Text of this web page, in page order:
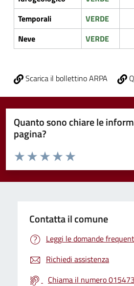
Temporali
VERDE
Neve
VERDE
Scarica il bollettino ARPA
Quanto sono chiare le
pagina?
Valuta da 1 a 5 stelle la pagina
Valuta 5 stelle su 5
Valuta 4 stelle su 5
Valuta 3 stelle su 5
Valuta 2 stelle su 5
Valuta 1 stelle su 5
Contatta il comune
Leggi le domande
Richiedi assistenza
Chiama il numero